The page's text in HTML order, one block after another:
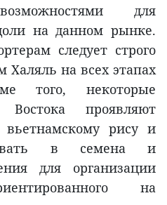
для
на данном рынке.
следует строго
Халяль на всех этапах
того, некоторые
проявляют
рису и
в семена и
для организации
на